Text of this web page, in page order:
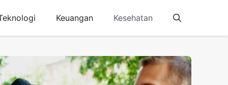
Keuangan Kesehatan